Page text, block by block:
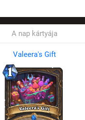
A nap kártyája
Valeera's Gift